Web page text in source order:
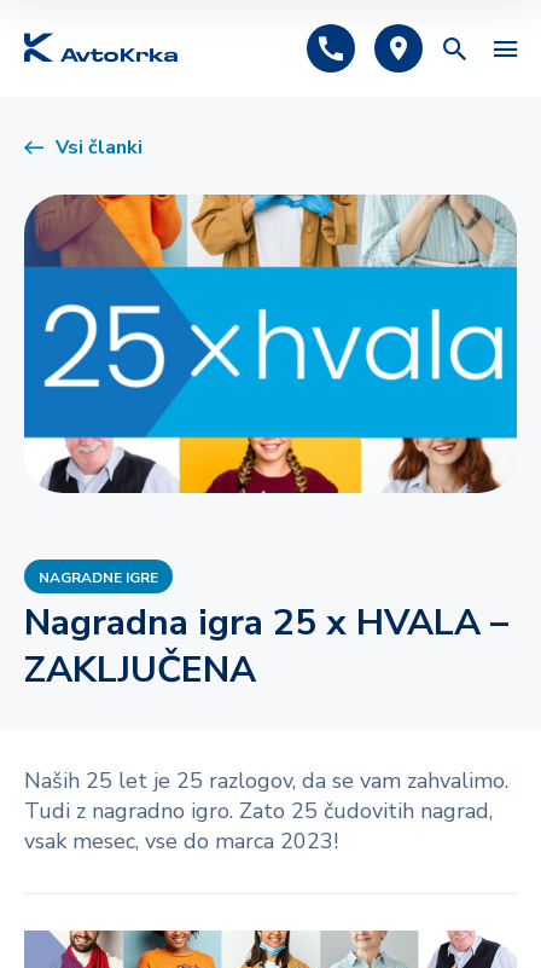
Tehnični pregled
Registracija
Vsi članki
NAGRADNE IGRE
Nagradna igra 25 x HVALA –
ZAKLJUČENA
Naših 25 let je 25 razlogov, da se vam zahvalimo.
Tudi z nagradno igro. Zato 25 čudovitih nagrad,
vsak mesec, vse do marca 2023!